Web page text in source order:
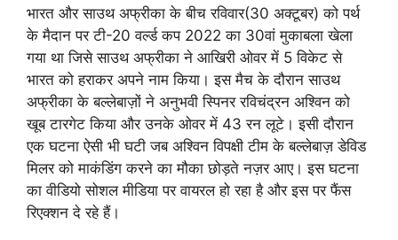
भारत और साउथ अफ्रीका के बीच रविवार(30 अक्टूबर) को पर्थ
के मैदान पर टी-20 वर्ल्ड कप 2022 का 30वां मुकाबला खेला
गया था जिसे साउथ अफ्रीका ने आखिरी ओवर में 5 विकेट से
भारत को हराकर अपने नाम किया। इस मैच के दौरान साउथ
अफ्रीका के बल्लेबाज़ों ने अनुभवी स्पिनर रविचंद्रन अश्विन को
खूब टारगेट किया और उनके ओवर में 43 रन लूटे। इसी दौरान
एक घटना ऐसी भी घटी जब अश्विन विपक्षी टीम के बल्लेबाज़ डेविड
मिलर को माकंडिंग करने का मौका छोड़ते नज़र आए। इस घटना
का वीडियो सोशल मीडिया पर वायरल हो रहा है और इस पर फैंस
रिएक्शन दे रहे हैं।